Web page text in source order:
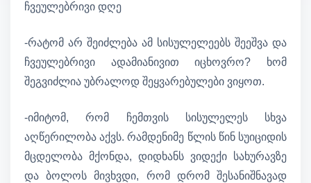
ჩვეულებრივი დღე
-რატომ არ შეიძლება ამ სისულელეებს შეეშვა და
ჩვეულებრივი ადამიანივით იცხოვრო? ხომ
შეგვიძლია უბრალოდ შეყვარებულები ვიყოთ.
-იმიტომ, რომ ჩემთვის სისულელეს სხვა
აღწერილობა აქვს. რამდენიმე წლის წინ სუიციდის
მცდელობა მქონდა, დიდხანს ვიდექი სახურავზე
და ბოლოს მივხვდი, რომ დრომ შესანიშნავად